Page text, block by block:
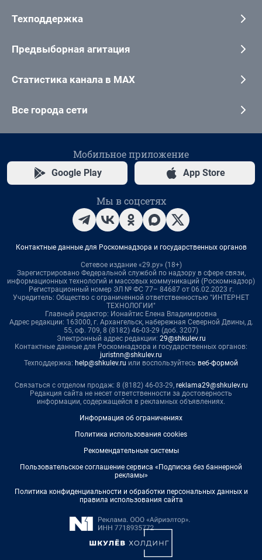
Техподдержка
Предвыборная агитация
Статистика канала в MAX
Все города сети
Мобильное приложение
Google Play App Store
Мы в соцсетях
Контактные данные для Роскомнадзора и государственных органов
Сетевое издание «29.ру» (18+)
Зарегистрировано Федеральной службой по надзору в сфере связи,
информационных технологий и массовых коммуникаций (Роскомнадзор)
Регистрационный номер ЭЛ № ФС 77– 84687 от 06.02.2023 г.
Учредитель: Общество с ограниченной ответственностью "ИНТЕРНЕТ
ТЕХНОЛОГИИ"
Главный редактор: Ионайтис Елена Владимировна
Адрес редакции: 163000, г. Архангельск, набережная Северной Двины, д.
55, оф. 709, 8 (8182) 46-03-29 (доб. 3207)
Электронный адрес редакции: 29@shkulev.ru
Контактные данные для Роскомнадзора и государственных органов:
juristnn@shkulev.ru
Техподдержка: help@shkulev.ru или воспользуйтесь веб-формой
Связаться с отделом продаж: 8 (8182) 46-03-29, reklama29@shkulev.ru
Редакция сайта не несет ответственности за достоверность
информации, содержащейся в рекламных объявлениях.
Информация об ограничениях
Политика использования cookies
Рекомендательные системы
Пользовательское соглашение сервиса «Подписка без баннерной
рекламы»
Политика конфиденциальности и обработки персональных данных и
правила использования сайта